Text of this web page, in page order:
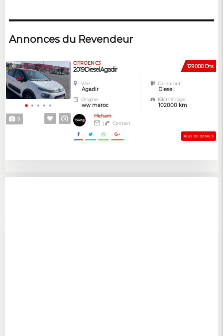
Annonces du Revendeur
5
129 000 Dhs
CITROEN C3
2019 Diesel Agadir
Ville
Agadir
Carburant
Diesel
Origine
ww maroc
Kilométrage
102000 km
Hicham
|
Contact
PLUS DE DÉTAILS